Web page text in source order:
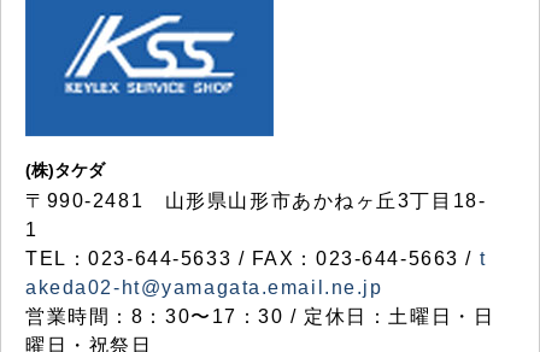
(株)タケダ
〒990-2481 山形県山形市あかねヶ丘3丁目18-
1
TEL：023-644-5633 / FAX：023-644-5663 / t
akeda02-ht@yamagata.email.ne.jp
営業時間：8：30〜17：30 / 定休日：土曜日・日
曜日・祝祭日